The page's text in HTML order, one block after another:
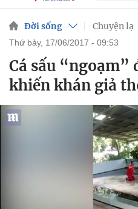
Đời sống Chuyện lạ
thứ bảy, 17/06/2017 - 09:53
Cá sấu “ngoạm”
khiến khán giả